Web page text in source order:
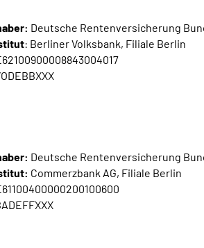
Deutsche Rentenversicherung
: Berliner Volksbank, Filiale Berlin
Deutsche Rentenversicherung
Commerzbank AG, Filiale Berlin